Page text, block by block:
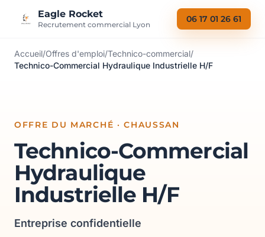
Eagle Rocket
Recrutement commercial Lyon
06 17 01 26 61
Accueil/Offres d'emploi/Technico-commercial/
Technico-Commercial Hydraulique Industrielle H/F
OFFRE DU MARCHÉ · CHAUSSAN
Technico-Commercial
Hydraulique
Industrielle H/F
Entreprise confidentielle